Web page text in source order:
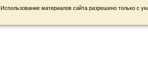
Использование материалов сайта разрешено только с